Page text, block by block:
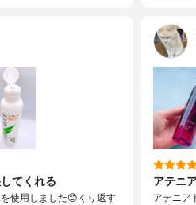
てくれる
使用しました😊くり返す
アテニ
アテニア